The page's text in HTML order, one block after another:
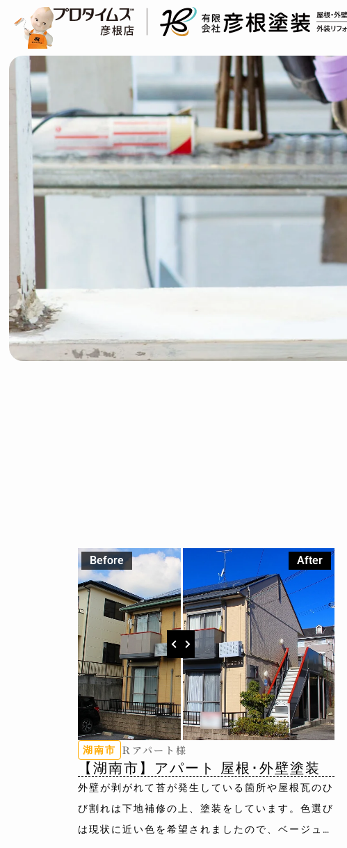
Before After
湖南市 Ｒアパート様
【湖南市】アパート 屋根･外壁塗装
外壁が剥がれて苔が発生している箇所や屋根瓦のひ
び割れは下地補修の上、塗装をしています。色選び
は現状に近い色を希望されましたので、ベージュ系